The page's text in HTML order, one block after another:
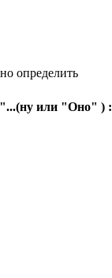
определить
или "Оно" ) :